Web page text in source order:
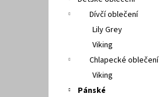
Dívčí oblečení
Lily Grey
Viking
Chlapecké oblečení
Viking
Pánské
670 Kč